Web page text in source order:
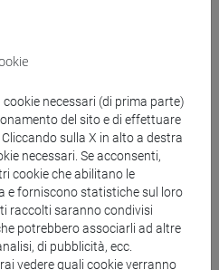
CULTURALE,
- Laurea
E
- Laurea magistrale
necessari (di prima parte)
del sito e di effettuare
sulla X in alto a destra
necessari. Se acconsenti,
cookie che abilitano le
e forniscono statistiche sul loro
raccolti saranno condivisi
potrebbero associarli ad altre
di pubblicità, ecc.
vedere quali cookie verranno